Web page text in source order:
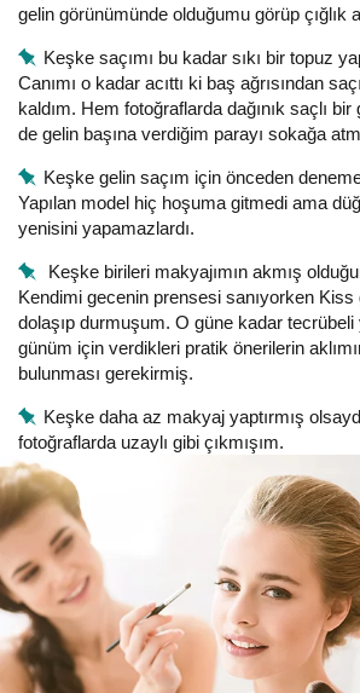
gelin görünümünde olduğumu görüp çığlık
Keşke saçımı bu kadar sıkı bir topuz
Canımı o kadar acıttı ki baş ağrısından
kaldım. Hem fotoğraflarda dağınık saçlı bir
de gelin başına verdiğim parayı sokağa
Keşke gelin saçım için önceden
Yapılan model hiç hoşuma gitmedi ama
yenisini yapamazlardı.
Keşke birileri makyajımın akmış
Kendimi gecenin prensesi sanıyorken Kiss
dolaşıp durmuşum. O güne kadar tecrübeli
günüm için verdikleri pratik önerilerin
bulunması gerekirmiş.
Keşke daha az makyaj yaptırmış
fotoğraflarda uzaylı gibi çıkmışım.